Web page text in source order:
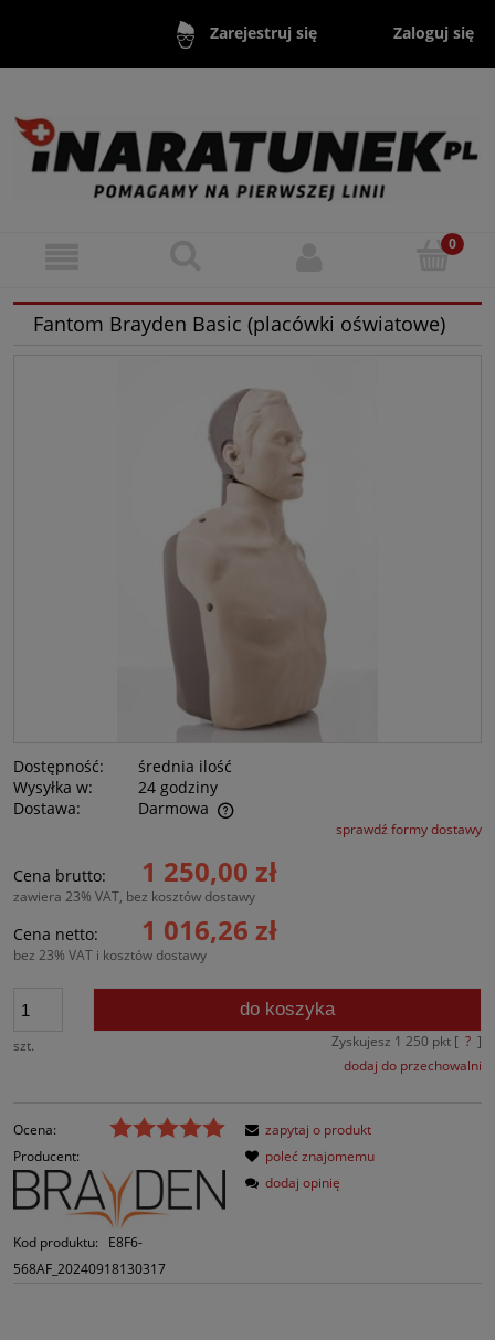
Zarejestruj się Zaloguj się
Fantom Brayden Basic (placówki oświatowe)
Dostępność:
średnia ilość
Wysyłka w:
24 godziny
Dostawa:
Darmowa
Cena nie zawiera ewentualnych kosztów płatnościsprawdź formy dostawy
Cena brutto: 1 250,00 zł
zawiera 23% VAT, bez kosztów dostawy
Cena netto: 1 016,26 zł
bez 23% VAT i kosztów dostawy
szt.
do koszyka
Zyskujesz 1 250 pkt [ ? ]
dodaj do przechowalni
Ocena:
Producent:
Kod produktu:
E8F6-
568AF_20240918130317
zapytaj o produkt
poleć znajomemu
dodaj opinię